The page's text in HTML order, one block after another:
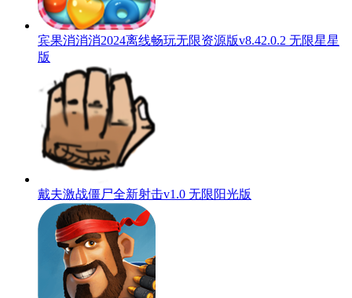
宾果消消消2024离线畅玩无限资源版v8.42.0.2 无限星星
版
戴夫激战僵尸全新射击v1.0 无限阳光版